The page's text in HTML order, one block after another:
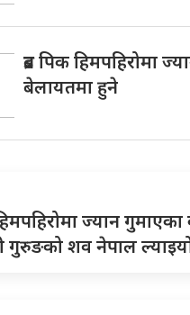
ब्रड पिक हिमपहिरोमा
बेलायतमा हुने
ज्यान गुमाएका
गुरुङको शव नेपाल